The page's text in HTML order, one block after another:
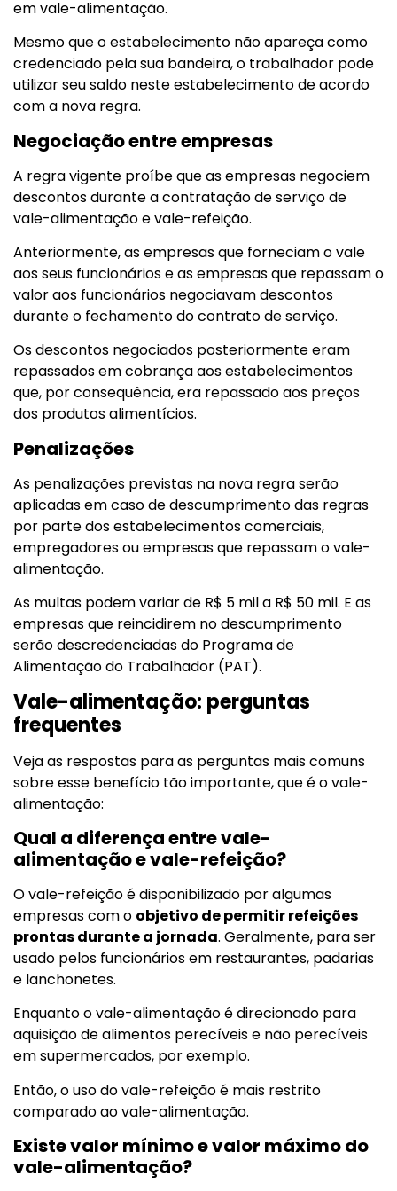
em vale-alimentação.
Mesmo que o estabelecimento não apareça como
credenciado pela sua bandeira, o trabalhador pode
utilizar seu saldo neste estabelecimento de acordo
com a nova regra.
Negociação entre empresas
A regra vigente proíbe que as empresas negociem
descontos durante a contratação de serviço de
vale-alimentação e vale-refeição.
Anteriormente, as empresas que forneciam o vale
aos seus funcionários e as empresas que repassam o
valor aos funcionários negociavam descontos
durante o fechamento do contrato de serviço.
Os descontos negociados posteriormente eram
repassados em cobrança aos estabelecimentos
que, por consequência, era repassado aos preços
dos produtos alimentícios.
Penalizações
As penalizações previstas na nova regra serão
aplicadas em caso de descumprimento das regras
por parte dos estabelecimentos comerciais,
empregadores ou empresas que repassam o vale-
alimentação.
As multas podem variar de R$ 5 mil a R$ 50 mil. E as
empresas que reincidirem no descumprimento
serão descredenciadas do Programa de
Alimentação do Trabalhador (PAT).
Vale-alimentação: perguntas
frequentes
Veja as respostas para as perguntas mais comuns
sobre esse benefício tão importante, que é o vale-
alimentação:
Qual a diferença entre vale-
alimentação e vale-refeição?
O vale-refeição é disponibilizado por algumas
empresas com o objetivo de permitir refeições
prontas durante a jornada. Geralmente, para ser
usado pelos funcionários em restaurantes, padarias
e lanchonetes.
Enquanto o vale-alimentação é direcionado para
aquisição de alimentos perecíveis e não perecíveis
em supermercados, por exemplo.
Então, o uso do vale-refeição é mais restrito
comparado ao vale-alimentação.
Existe valor mínimo e valor máximo do
vale-alimentação?